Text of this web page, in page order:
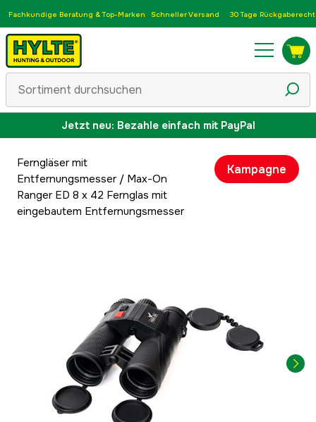
Fachkundige Beratung & Top-Marken Schneller Versand 30 Tage Rückgaberecht
Jetzt neu: Bezahle einfach mit PayPal
Ferngläser mit
Entfernungsmesser/ Max-On
Ranger ED 8 x 42 Fernglas mit
eingebautem Entfernungsmesser
Kampagne